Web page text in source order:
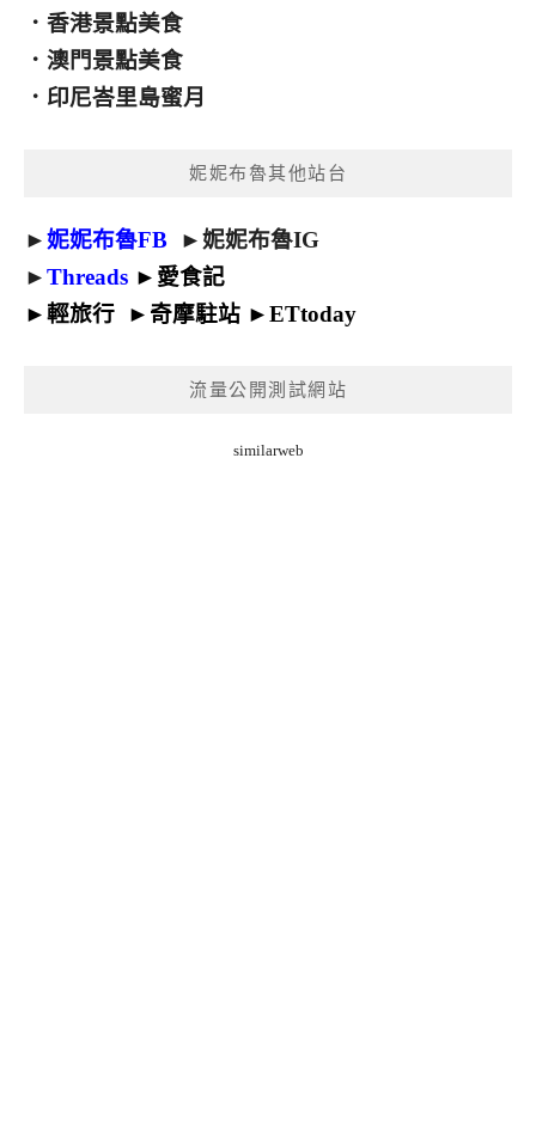
． 香港景點美食
． 澳門景點美食
． 印尼峇里島蜜月
妮妮布魯其他站台
►妮妮布魯FB ►妮妮布魯IG
►Threads ► 愛食記
►輕旅行 ► 奇摩駐站 ►ETtoday
流量公開測試網站
similarweb